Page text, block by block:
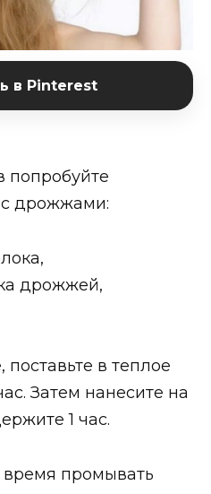
в Pinterest
попробуйте
с дрожжами:
дрожжей,
в теплое
Затем нанесите на
1 час.
время промывать